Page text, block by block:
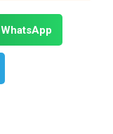
WhatsApp